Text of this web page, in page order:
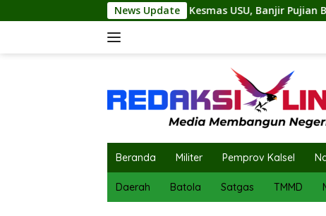
to
News Update
USU, Banjir Pujian Bedah Buku Skala International Dari
Beranda Militer Pemprov Kalsel
Daerah Batola Satgas TMMD